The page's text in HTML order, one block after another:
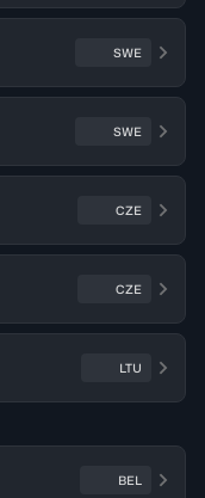
SWE
SWE
CZE
CZE
LTU
BEL